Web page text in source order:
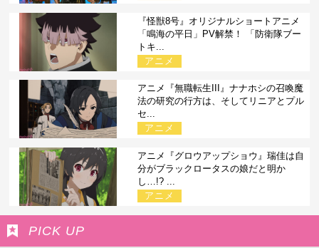
『怪獣8号』オリジナルショートアニメ
「鳴海の平日」PV解禁！ 「防衛隊ブー
トキ...
アニメ
アニメ『無職転生III』ナナホシの召喚魔
法の研究の行方は、そしてリニアとプル
セ...
アニメ
アニメ『グロウアップショウ』瑞佳は自
分がブラックロータスの娘だと明か
し…!? ...
アニメ
PICK UP